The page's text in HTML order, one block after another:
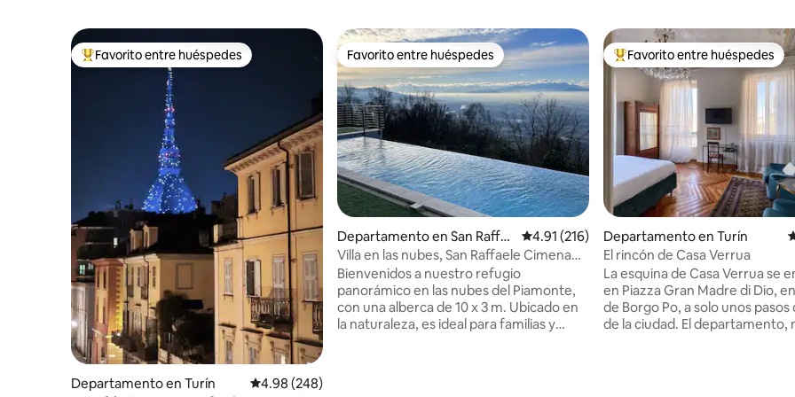
De los mejores en Favorito entre huéspedes
Favorito entre huéspedes
Departamento en Turín Calificación promedio: 4.98 de 5; 248 evaluaciones
4.98 (248)
Favorito entre huéspedes
Favorito entre huéspedes
Departamento en San Raffa
ele
Calificación promedio: 4.91 de 5; 216
4.91 (216)
Villa en las nubes, San Raffaele Cimena
(TO)
Bienvenidos a nuestro refugio
panorámico en las nubes del Piamonte,
con una alberca de 10 x 3 m. Ubicado en
la naturaleza, es ideal para familias y
De los mejores en Favorito
Favorito entre huéspedes
Departamento en Turín
El rincón de Casa Verrua
La esquina de Casa Verrua se
en Piazza Gran Madre di Dio,
de Borgo Po, a solo unos
de la ciudad. El departamento, muy